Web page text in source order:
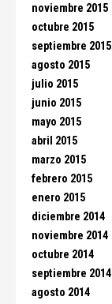
noviembre 2015
octubre 2015
septiembre 2015
agosto 2015
julio 2015
junio 2015
mayo 2015
abril 2015
marzo 2015
febrero 2015
enero 2015
diciembre 2014
noviembre 2014
octubre 2014
septiembre 2014
agosto 2014